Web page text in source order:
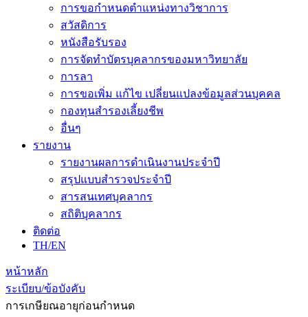
การขอกำหนดตำแหน่งทางวิชาการ
สวัสดิการ
หนังสือรับรอง
การจัดทำบัตรบุคลากรของมหาวิทยาลัย
การลา
การขอเพิ่ม แก้ไข เปลี่ยนแปลงข้อมูลส่วนบุคคล
กองทุนสำรองเลี้ยงชีพ
อื่นๆ
รายงาน
รายงานผลการดำเนินงานประจำปี
สรุปแบบสำรวจประจำปี
สารสนเทศบุคลากร
สถิติบุคลากร
ติดต่อ
TH/EN
หน้าหลัก
ระเบียบ/ข้อบังคับ
การเกษียณอายุก่อนกำหนด